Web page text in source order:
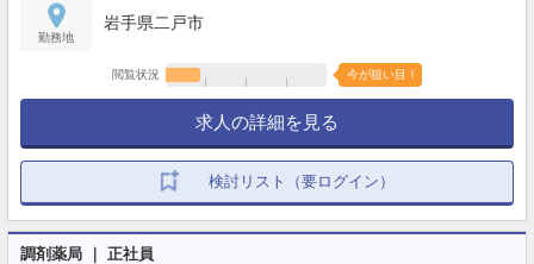
勤務地
岩手県二戸市
閲覧状況 今が狙い目！
求人の詳細を見る
検討リスト（要ログイン）
調剤薬局 ｜ 正社員